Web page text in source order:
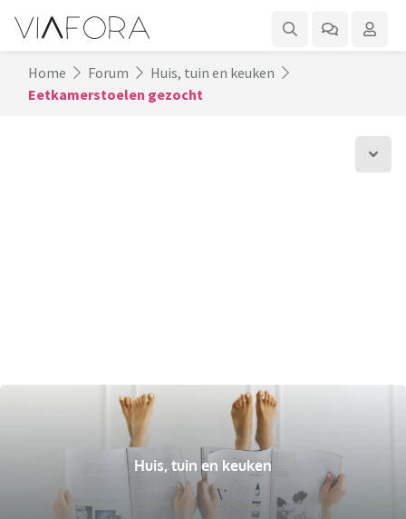
Home Forum
Huis, tuin en keuken
Eetkamerstoelen gezocht
Huis, tuin en keuken